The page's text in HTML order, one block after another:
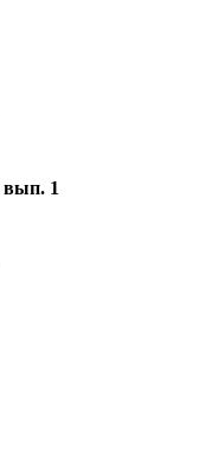
вып. 1